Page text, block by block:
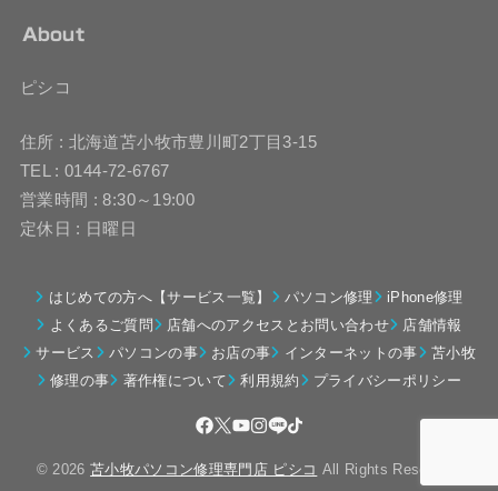
About
ピシコ
住所 : 北海道苫小牧市豊川町2丁目3-15
TEL : 0144-72-6767
営業時間 : 8:30～19:00
定休日 : 日曜日
はじめての方へ【サービス一覧】 パソコン修理
iPhone修理
よくあるご質問
店舗へのアクセスとお問い合わせ
店舗情報
サービス
パソコンの事 お店の事 インターネットの事
苫小牧
修理の事
著作権について 利用規約 プライバシーポリシー
© 2026苫小牧パソコン修理専門店 ピシコ All Rights Reserved.